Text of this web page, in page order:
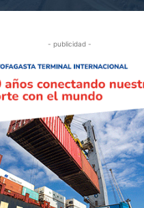
- publicidad -